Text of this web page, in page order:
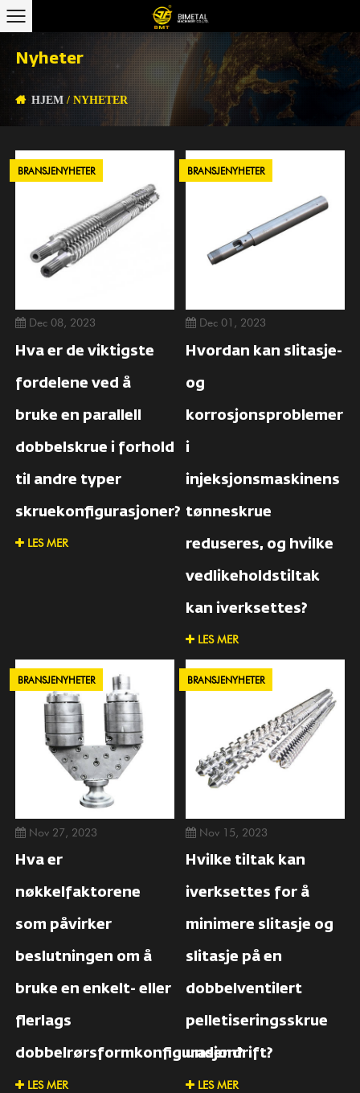
Nyheter
HJEM /NYHETER
BRANSJENYHETER
Dec 08, 2023
Hva er de viktigste
fordelene ved å
bruke en parallell
dobbelskrue i forhold
til andre typer
skruekonfigurasjoner?
LES MER
BRANSJENYHETER
Dec 01, 2023
Hvordan kan slitasje-
og
korrosjonsproblemer
i
injeksjonsmaskinens
tønneskrue
reduseres, og hvilke
vedlikeholdstiltak
kan iverksettes?
LES MER
BRANSJENYHETER
Nov 27, 2023
Hva er
nøkkelfaktorene
som påvirker
beslutningen om å
bruke en enkelt- eller
flerlags
dobbelrørsformkonfigurasjon?
LES MER
BRANSJENYHETER
Nov 15, 2023
Hvilke tiltak kan
iverksettes for å
minimere slitasje og
slitasje på en
dobbelventilert
pelletiseringsskrue
under drift?
LES MER